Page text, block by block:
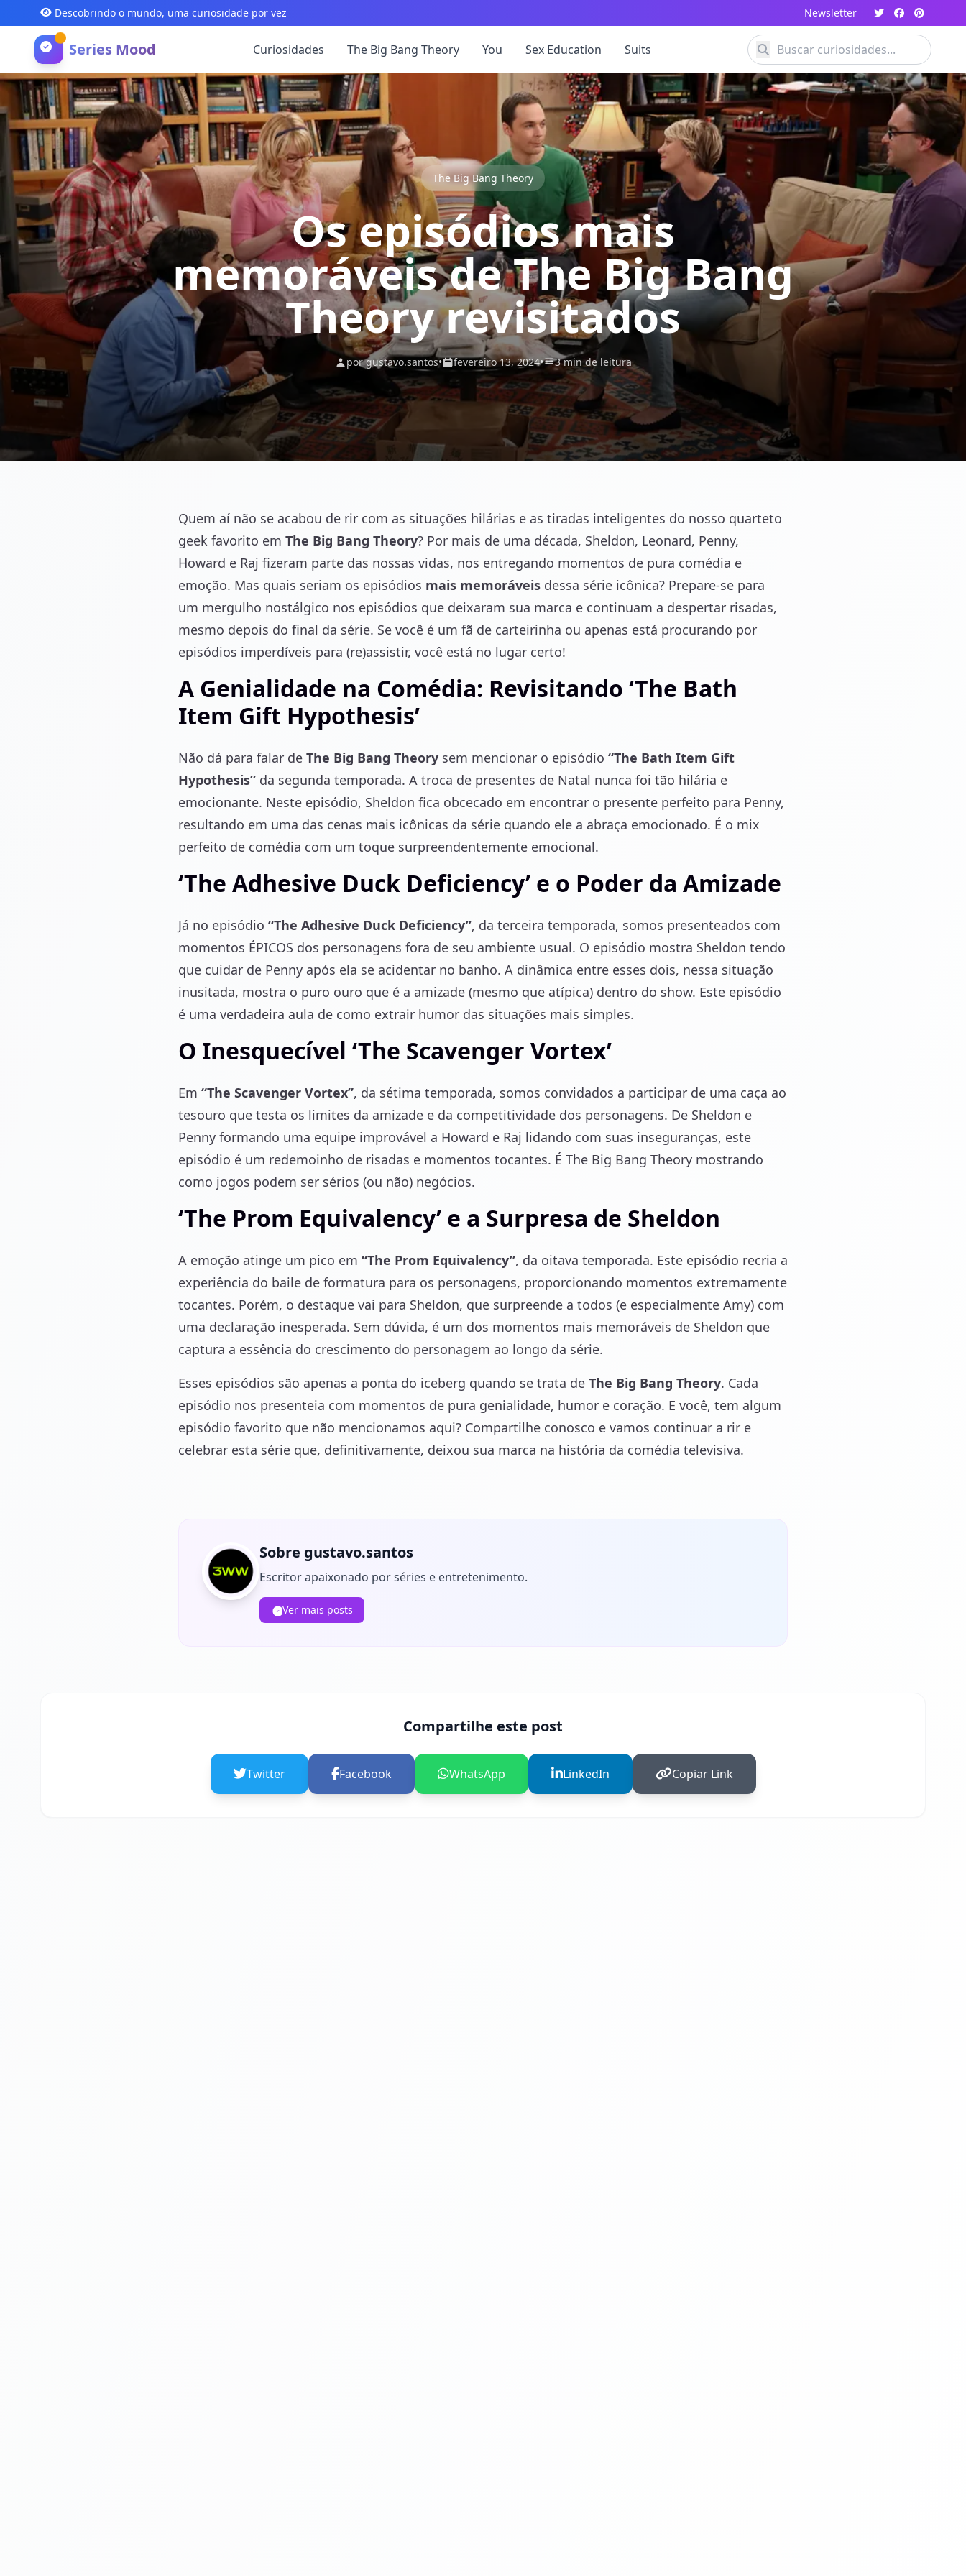
Descobrindo o mundo, uma curiosidade por vez Newsletter
Series Mood Curiosidades The Big Bang Theory You Sex Education Suits
The Big Bang Theory
Os episódios mais
memoráveis de The Big Bang
Theory revisitados
por gustavo.santos• fevereiro 13, 2024• 3 min de leitura
Quem aí não se acabou de rir com as situações hilárias e as tiradas inteligentes do nosso quarteto
geek favorito em The Big Bang Theory? Por mais de uma década, Sheldon, Leonard, Penny,
Howard e Raj fizeram parte das nossas vidas, nos entregando momentos de pura comédia e
emoção. Mas quais seriam os episódios mais memoráveis dessa série icônica? Prepare-se para
um mergulho nostálgico nos episódios que deixaram sua marca e continuam a despertar risadas,
mesmo depois do final da série. Se você é um fã de carteirinha ou apenas está procurando por
episódios imperdíveis para (re)assistir, você está no lugar certo!
A Genialidade na Comédia: Revisitando ‘The Bath
Item Gift Hypothesis’
Não dá para falar de The Big Bang Theory sem mencionar o episódio “The Bath Item Gift
Hypothesis” da segunda temporada. A troca de presentes de Natal nunca foi tão hilária e
emocionante. Neste episódio, Sheldon fica obcecado em encontrar o presente perfeito para Penny,
resultando em uma das cenas mais icônicas da série quando ele a abraça emocionado. É o mix
perfeito de comédia com um toque surpreendentemente emocional.
‘The Adhesive Duck Deficiency’ e o Poder da Amizade
Já no episódio “The Adhesive Duck Deficiency”, da terceira temporada, somos presenteados com
momentos ÉPICOS dos personagens fora de seu ambiente usual. O episódio mostra Sheldon tendo
que cuidar de Penny após ela se acidentar no banho. A dinâmica entre esses dois, nessa situação
inusitada, mostra o puro ouro que é a amizade (mesmo que atípica) dentro do show. Este episódio
é uma verdadeira aula de como extrair humor das situações mais simples.
O Inesquecível ‘The Scavenger Vortex’
Em “The Scavenger Vortex”, da sétima temporada, somos convidados a participar de uma caça ao
tesouro que testa os limites da amizade e da competitividade dos personagens. De Sheldon e
Penny formando uma equipe improvável a Howard e Raj lidando com suas inseguranças, este
episódio é um redemoinho de risadas e momentos tocantes. É The Big Bang Theory mostrando
como jogos podem ser sérios (ou não) negócios.
‘The Prom Equivalency’ e a Surpresa de Sheldon
A emoção atinge um pico em “The Prom Equivalency”, da oitava temporada. Este episódio recria a
experiência do baile de formatura para os personagens, proporcionando momentos extremamente
tocantes. Porém, o destaque vai para Sheldon, que surpreende a todos (e especialmente Amy) com
uma declaração inesperada. Sem dúvida, é um dos momentos mais memoráveis de Sheldon que
captura a essência do crescimento do personagem ao longo da série.
Esses episódios são apenas a ponta do iceberg quando se trata de The Big Bang Theory. Cada
episódio nos presenteia com momentos de pura genialidade, humor e coração. E você, tem algum
episódio favorito que não mencionamos aqui? Compartilhe conosco e vamos continuar a rir e
celebrar esta série que, definitivamente, deixou sua marca na história da comédia televisiva.
Sobre gustavo.santos
Escritor apaixonado por séries e entretenimento.
Ver mais posts
Compartilhe este post
Twitter Facebook WhatsApp LinkedIn Copiar Link